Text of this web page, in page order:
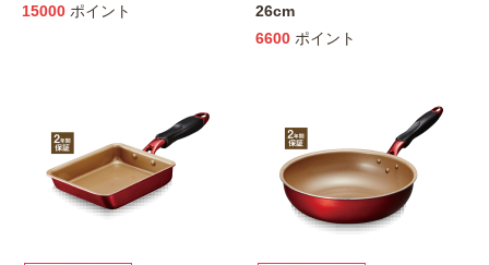
15000 ポイント
26cm
6600 ポイント